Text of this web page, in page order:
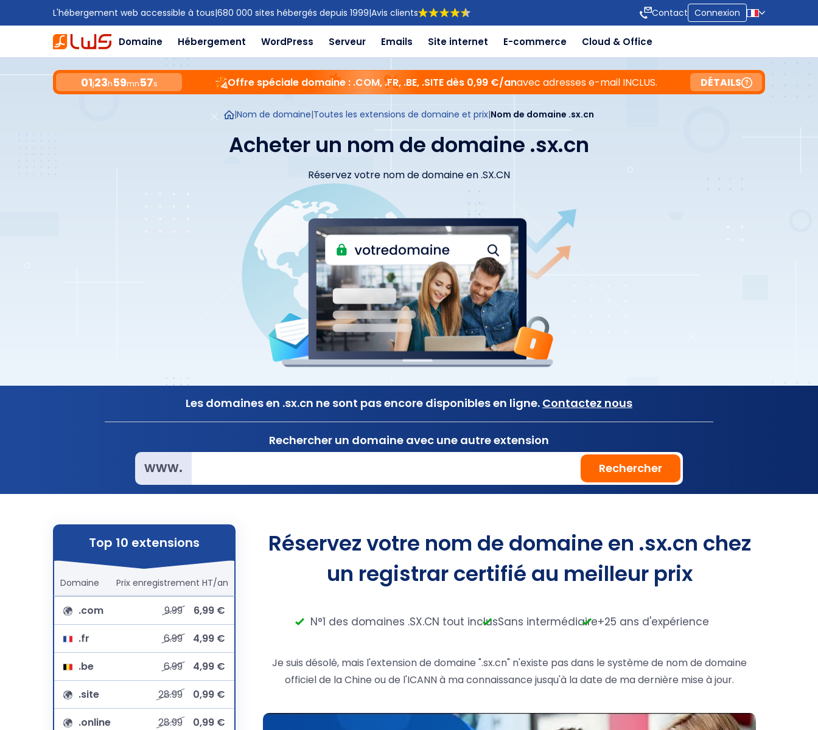
L'hébergement web accessible à tous|680 000 sites hébergés depuis 1999|Avis clients Contact Connexion
Domaine Hébergement WordPress Serveur Emails Site internet E-commerce Cloud & Office
01j23h59mn56s Offre spéciale domaine : .COM, .FR, .BE, .SITE dès 0,99 €/anavec adresses e-mail INCLUS. DÉTAILS
|Nom de domaine|Toutes les extensions de domaine et prix|Nom de domaine .sx.cn
Acheter un nom de domaine .sx.cn
Réservez votre nom de domaine en .SX.CN
Les domaines en .sx.cn ne sont pas encore disponibles en ligne. Contactez nous
Rechercher un domaine avec une autre extension
www. Rechercher
Top 10 extensions
Domaine Prix enregistrement HT/an
.com 9.99
6,99 €
.fr
6.99
4,99 €
.be
6.99
4,99 €
.site
28.99
0,99 €
.online
28.99
0,99 €
Réservez votre nom de domaine en .sx.cn chez
un registrar certifié au meilleur prix
N°1 des domaines .SX.CN tout inclusSans intermédiaire+25 ans d'expérience
Je suis désolé, mais l'extension de domaine ".sx.cn" n'existe pas dans le système de nom de domaine
officiel de la Chine ou de l'ICANN à ma connaissance jusqu'à la date de ma dernière mise à jour.